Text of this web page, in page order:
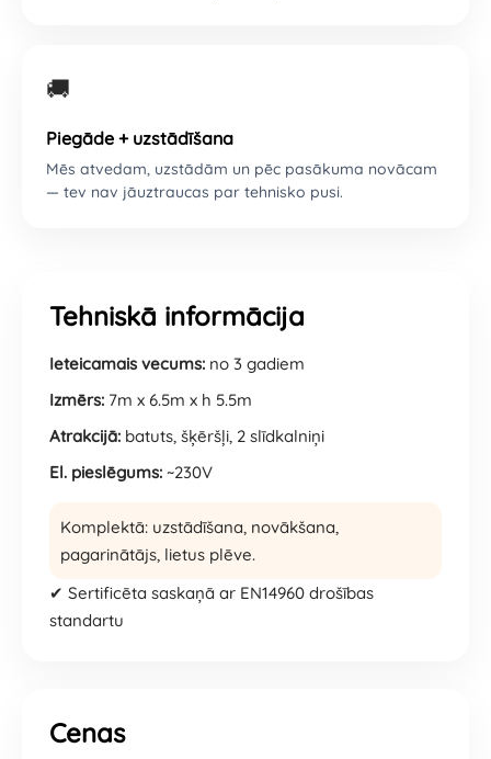
🚚
Piegāde + uzstādīšana
Mēs atvedam, uzstādām un pēc pasākuma novācam
— tev nav jāuztraucas par tehnisko pusi.
Tehniskā informācija
Ieteicamais vecums: no 3 gadiem
Izmērs: 7m x 6.5m x h 5.5m
Atrakcijā: batuts, šķēršļi, 2 slīdkalniņi
El. pieslēgums: ~230V
Komplektā: uzstādīšana, novākšana,
pagarinātājs, lietus plēve.
✔ Sertificēta saskaņā ar EN14960 drošības
standartu
Cenas